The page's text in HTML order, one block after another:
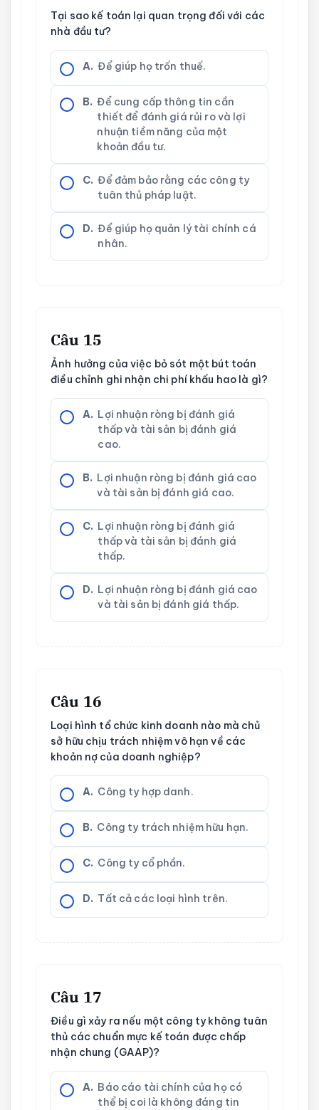
Tại sao kế toán lại quan trọng đối với các
nhà đầu tư?
A. Để giúp họ trốn thuế.
B. Để cung cấp thông tin cần
thiết để đánh giá rủi ro và lợi
nhuận tiềm năng của một
khoản đầu tư.
C. Để đảm bảo rằng các công ty
tuân thủ pháp luật.
D. Để giúp họ quản lý tài chính cá
nhân.
Câu 15
Ảnh hưởng của việc bỏ sót một bút toán
điều chỉnh ghi nhận chi phí khấu hao là gì?
A. Lợi nhuận ròng bị đánh giá
thấp và tài sản bị đánh giá
cao.
B. Lợi nhuận ròng bị đánh giá cao
và tài sản bị đánh giá cao.
C. Lợi nhuận ròng bị đánh giá
thấp và tài sản bị đánh giá
thấp.
D. Lợi nhuận ròng bị đánh giá cao
và tài sản bị đánh giá thấp.
Câu 16
Loại hình tổ chức kinh doanh nào mà chủ
sở hữu chịu trách nhiệm vô hạn về các
khoản nợ của doanh nghiệp?
A. Công ty hợp danh.
B. Công ty trách nhiệm hữu hạn.
C. Công ty cổ phần.
D. Tất cả các loại hình trên.
Câu 17
Điều gì xảy ra nếu một công ty không tuân
thủ các chuẩn mực kế toán được chấp
nhận chung (GAAP)?
A. Báo cáo tài chính của họ có
thể bị coi là không đáng tin